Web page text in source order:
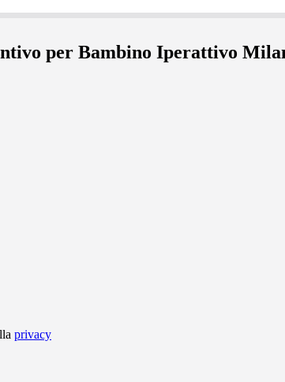
per Bambino Iperattivo
privacy